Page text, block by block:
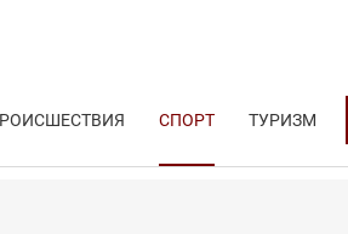
СПОРТ ТУРИЗМ